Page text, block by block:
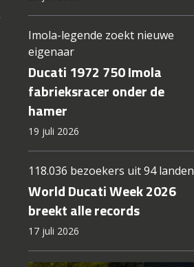
Imola-legende zoekt nieuwe
eigenaar
Ducati 1972 750 Imola
fabrieksracer onder de
hamer
19 juli 2026
118.036 bezoekers uit 94 landen
World Ducati Week 2026
breekt alle records
17 juli 2026